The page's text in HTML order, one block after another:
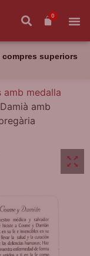
0
superiors
amb medalla
amb